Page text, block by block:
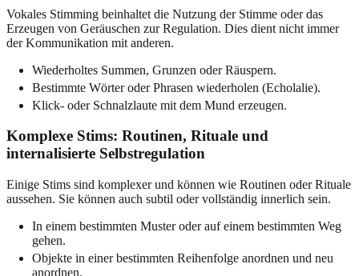
Vokales Stimming beinhaltet die Nutzung der Stimme oder das
Erzeugen von Geräuschen zur Regulation. Dies dient nicht immer
der Kommunikation mit anderen.
Wiederholtes Summen, Grunzen oder Räuspern.
Bestimmte Wörter oder Phrasen wiederholen (Echolalie).
Klick- oder Schnalzlaute mit dem Mund erzeugen.
Komplexe Stims: Routinen, Rituale und
internalisierte Selbstregulation
Einige Stims sind komplexer und können wie Routinen oder Rituale
aussehen. Sie können auch subtil oder vollständig innerlich sein.
In einem bestimmten Muster oder auf einem bestimmten Weg
gehen.
Objekte in einer bestimmten Reihenfolge anordnen und neu
anordnen.